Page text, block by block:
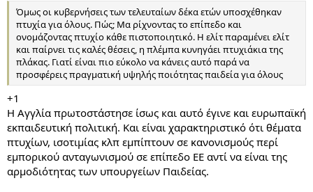
Όμως οι κυβερνήσεις των τελευταίων δέκα ετών υποσχέθηκαν
πτυχία για όλους. Πώς; Μα ρίχνοντας το επίπεδο και
ονομάζοντας πτυχίο κάθε πιστοποιητικό. Η ελίτ παραμένει ελίτ
και παίρνει τις καλές θέσεις, η πλέμπα κυνηγάει πτυχιάκια της
πλάκας. Γιατί είναι πιο εύκολο να κάνεις αυτό παρά να
προσφέρεις πραγματική υψηλής ποιότητας παιδεία για όλους
+1
Η Αγγλία πρωτοστάστησε ίσως кαι αυτό έγινε και ευρωπαϊκή
εκπαιδευτική πολιτική. Και είναι χαρακτηριστικό ότι θέματα
πτυχίων, ισοτιμίας κλπ εμπίπτουν σε κανονισμούς περί
εμπορικού ανταγωνισμού σε επίπεδο ΕΕ αντί να είναι της
αρμοδιότητας των υπουργείων Παιδείας.